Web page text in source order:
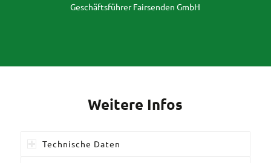
Geschäftsführer Fairsenden GmbH
Weitere Infos
Technische Daten